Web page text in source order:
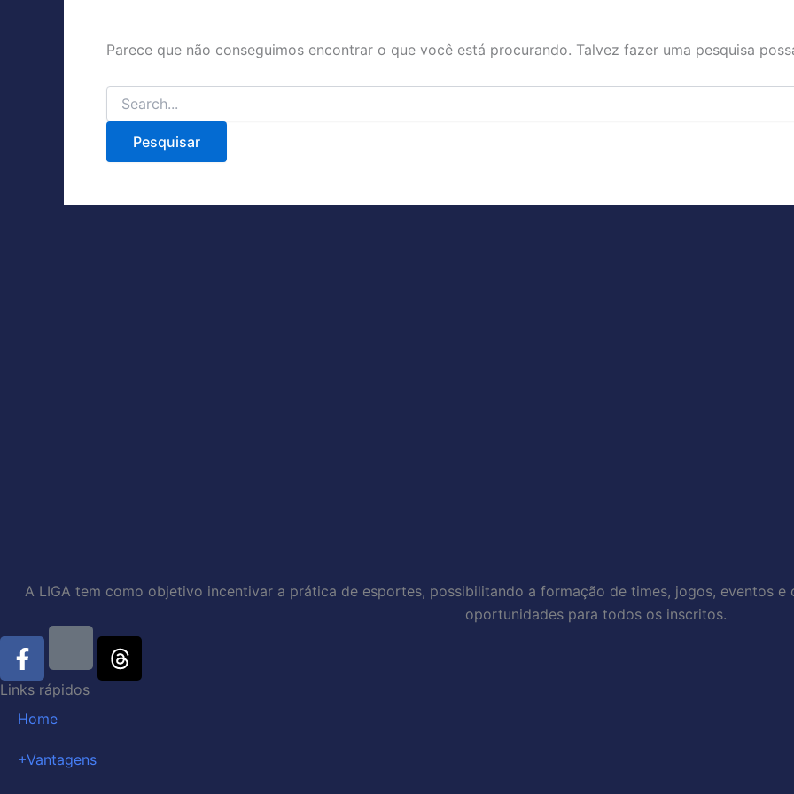
Parece que não conseguimos encontrar o que você está procurando. Talvez fazer uma pesquisa
A LIGA tem como objetivo incentivar a prática de esportes, possibilitando a formação de times, jogos, eventos
oportunidades para todos os inscritos.
F
a
c
e
b
o
T
h
r
Links rápidos
Home
+Vantagens